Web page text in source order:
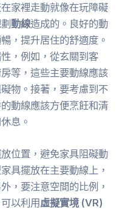
家裡走動就像在玩障礙
動線造成的。良好的動
，提升居住的舒適度。
，例如，從玄關到客
等，這些主要動線應該
物。接著，要考慮到不
動線應該方便烹飪和清
息。
位置，避免家具阻礙動
具擺放在主要動線上，
，要注意空間的比例，
以利用虛擬實境 (VR)